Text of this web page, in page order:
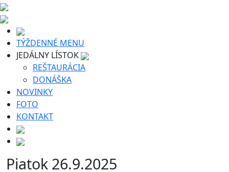
TÝŽDENNÉ MENU
JEDÁLNY LÍSTOK
REŠTAURÁCIA
DONÁŠKA
NOVINKY
FOTO
KONTAKT
Piatok 26.9.2025